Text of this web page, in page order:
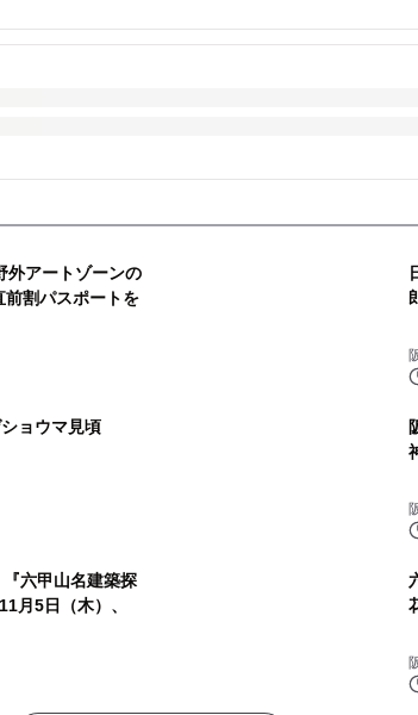
外アートゾーンの
割パスポートを
ョウマ見頃
六甲山名建築探
月5日（木）、